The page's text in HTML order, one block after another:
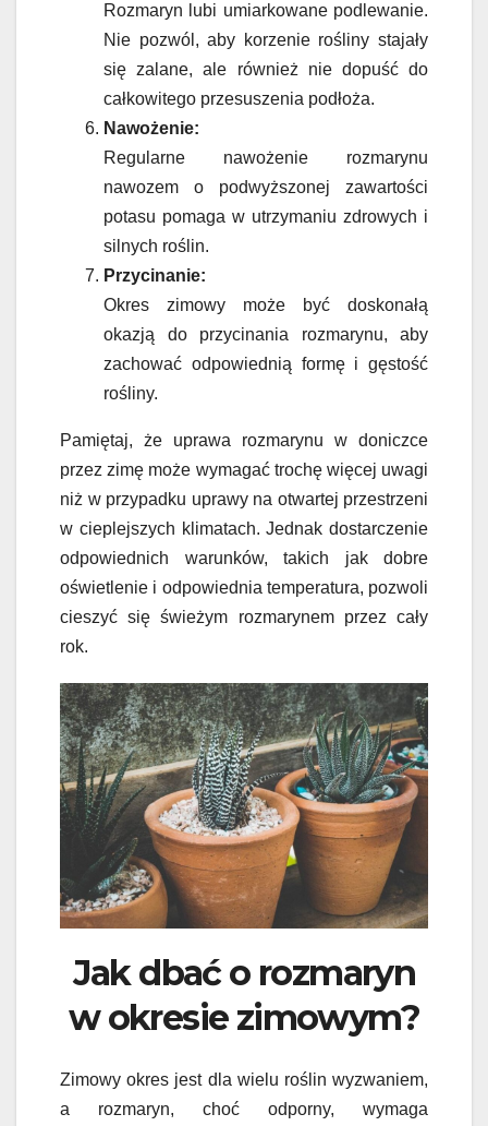
Rozmaryn lubi umiarkowane podlewanie.
Nie pozwól, aby korzenie rośliny stajały
się zalane, ale również nie dopuść do
całkowitego przesuszenia podłoża.
Nawożenie:
Regularne nawożenie rozmarynu
nawozem o podwyższonej zawartości
potasu pomaga w utrzymaniu zdrowych i
silnych roślin.
Przycinanie:
Okres zimowy może być doskonałą
okazją do przycinania rozmarynu, aby
zachować odpowiednią formę i gęstość
rośliny.
Pamiętaj, że uprawa rozmarynu w doniczce
przez zimę może wymagać trochę więcej uwagi
niż w przypadku uprawy na otwartej przestrzeni
w cieplejszych klimatach. Jednak dostarczenie
odpowiednich warunków, takich jak dobre
oświetlenie i odpowiednia temperatura, pozwoli
cieszyć się świeżym rozmarynem przez cały
rok.
Jak dbać o rozmaryn
w okresie zimowym?
Zimowy okres jest dla wielu roślin wyzwaniem,
a rozmaryn, choć odporny, wymaga